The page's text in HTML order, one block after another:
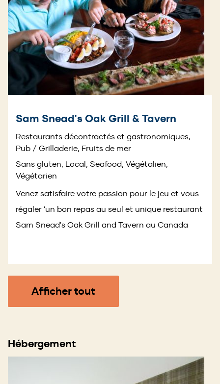
Sam Snead's Oak Grill & Tavern
Restaurants décontractés et gastronomiques,
Pub / Grilladerie, Fruits de mer
Sans gluten, Local, Seafood, Végétalien,
Végétarien
Venez satisfaire votre passion pour le jeu et vous
régaler 'un bon repas au seul et unique restaurant
Sam Snead's Oak Grill and Tavern au Canada
Afficher tout
Hébergement